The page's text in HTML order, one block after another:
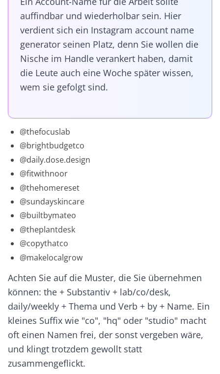
auffindbar und wiederholbar sein. Hier
verdient sich ein Instagram account name
generator seinen Platz, denn Sie wollen die
Nische im Handle verankert haben, damit
die Leute auch eine Woche später wissen,
wem sie gefolgt sind.
@thefocuslab
@brightbudgetco
@daily.dose.design
@fitwithnoor
@thehomereset
@sundayskincare
@builtbymateo
@theplantdesk
@copythatco
@makelocalgrow
Achten Sie auf die Muster, die Sie übernehmen
können: the + Substantiv + lab/co/desk,
daily/weekly + Thema und Verb + by + Name. Ein
kleines Suffix wie "co", "hq" oder "studio" macht
oft einen Namen frei, der sonst vergeben wäre,
und klingt trotzdem gewollt statt
zusammengeflickt.